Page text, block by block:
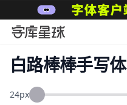
白路棒棒手写体
24px